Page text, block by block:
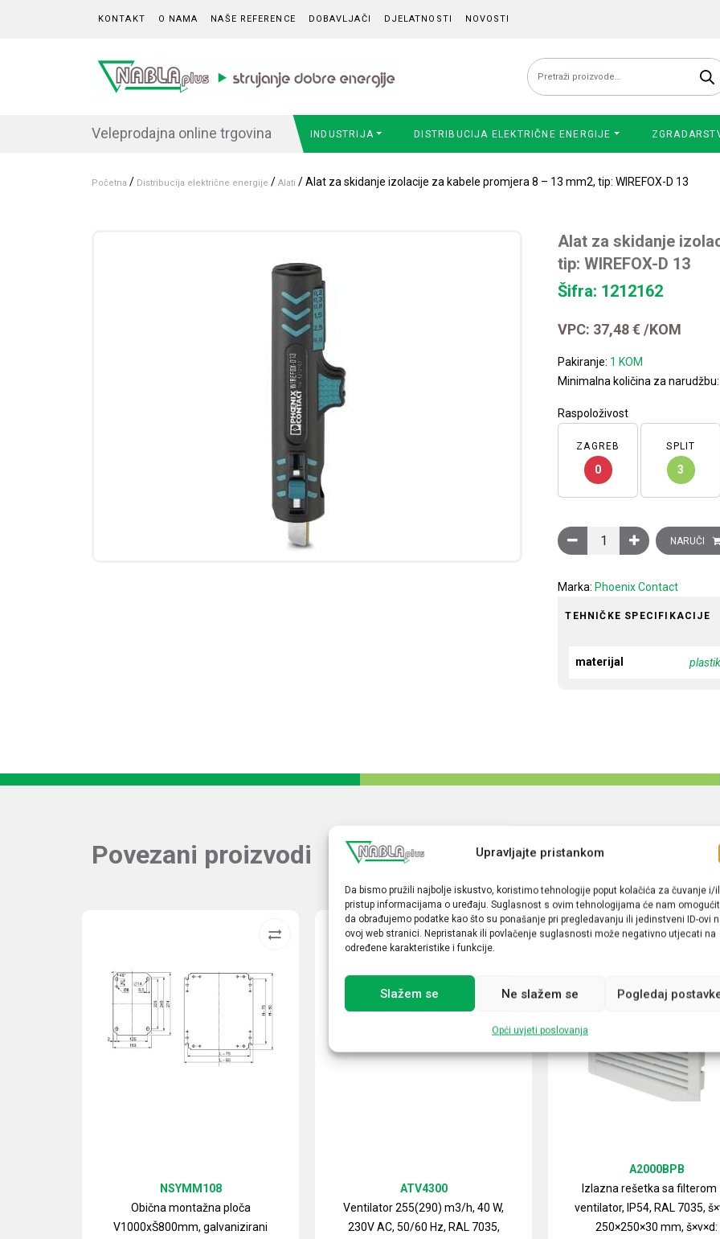
Upravljajte pristankom
Da bismo pružili najbolje iskustvo, koristimo tehnologije poput kolačića za čuvanje i/
pristup informacijama o uređaju. Suglasnost s ovim tehnologijama će nam
da obrađujemo podatke kao što su ponašanje pri pregledavanju ili jedinstveni ID-ovi
ovoj web stranici. Nepristanak ili povlačenje suglasnosti može negativno utjecati na
određene karakteristike i funkcije.
Slažem se Ne slažem se Pogledaj
Opći uvjeti poslovanja
KONTAKT O NAMA NAŠE REFERENCE DOBAVLJAČI DJELATNOSTI NOVOSTI
Pretraži:
Veleprodajna online trgovina INDUSTRIJA DISTRIBUCIJA ELEKTRIČNE ENERGIJE
Početna / Distribucija električne energije / Alati / Alat za skidanje izolacije za kabele promjera 8 – 13 mm2, tip: WIREFOX-D 13
Alat za skidanje
tip: WIREFOX-D 13
Šifra: 1212162
VPC: 37,48€ /KOM
Pakiranje: 1 KOM
Minimalna količina za narudžbu:
Raspoloživost
ZAGREB
0
SPLIT
3
Alat za skidanje izolacije
NARUČI
Marka: Phoenix Contact
TEHNIČKE SPECIFIKACIJE
materijal
Povezani proizvodi
Obična montažna ploča
V1000xŠ800mm, galvanizirani
NSYMM108
Ventilator 255(290) m3/h, 40 W,
230V AC, 50/60 Hz, RAL 7035,
ATV4300
Izlazna rešetka sa filterom
ventilator, IP54, RAL 7035,
250×250×30 mm, š×v×d:
A2000BPB